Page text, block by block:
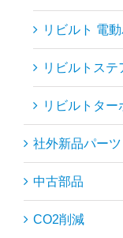
リビルト 電
リビルトステ
リビルトター
社外新品パーツ
中古部品
CO2削減